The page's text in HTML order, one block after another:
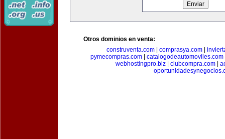
Otros dominios en venta:
construventa.com| comprasya.com|
pymecompras.com| catalogodeautomoviles.com
webhostingpro.biz| clubcompra.com|